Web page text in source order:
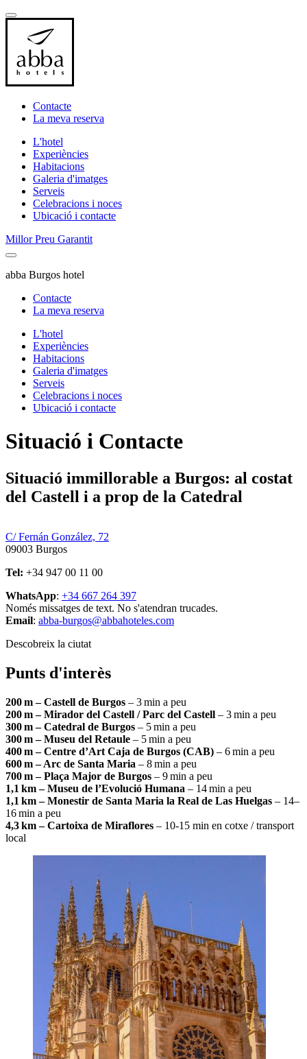
Contacte
La meva reserva
L'hotel
Experiències
Habitacions
Galeria d'imatges
Serveis
Celebracions i noces
Ubicació i contacte
Millor Preu Garantit
abba Burgos hotel
Contacte
La meva reserva
L'hotel
Experiències
Habitacions
Galeria d'imatges
Serveis
Celebracions i noces
Ubicació i contacte
Situació i Contacte
Situació immillorable a Burgos: al costat
del Castell i a prop de la Catedral
C/ Fernán González, 72
09003 Burgos
Tel: +34 947 00 11 00
WhatsApp: +34 667 264 397
Només missatges de text. No s'atendran trucades.
Email: abba-burgos@abbahoteles.com
Descobreix la ciutat
Punts d'interès
200 m – Castell de Burgos – 3 min a peu
200 m – Mirador del Castell / Parc del Castell – 3 min a peu
300 m – Catedral de Burgos – 5 min a peu
300 m – Museu del Retaule – 5 min a peu
400 m – Centre d’Art Caja de Burgos (CAB) – 6 min a peu
600 m – Arc de Santa Maria – 8 min a peu
700 m – Plaça Major de Burgos – 9 min a peu
1,1 km – Museu de l’Evolució Humana – 14 min a peu
1,1 km – Monestir de Santa Maria la Real de Las Huelgas – 14–
16 min a peu
4,3 km – Cartoixa de Miraflores – 10-15 min en cotxe / transport
local